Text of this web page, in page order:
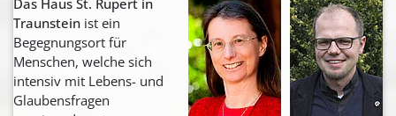
Traunstein ist ein
Begegnungsort für
Menschen, welche sich
intensiv mit Lebens- und
Glaubensfragen